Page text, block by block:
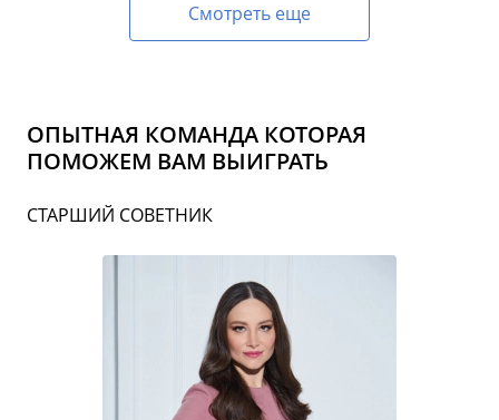
Смотреть еще
ОПЫТНАЯ КОМАНДА КОТОРАЯ
ПОМОЖЕМ ВАМ ВЫИГРАТЬ
СТАРШИЙ СОВЕТНИК